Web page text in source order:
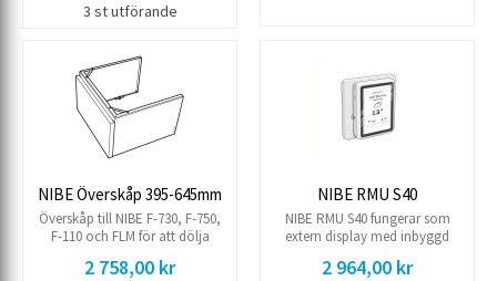
temperaturen når över +2°C
3 st utförande
NIBE Överskåp 395-645mm
Överskåp till NIBE F-730, F-750,
F-110 och FLM för att dölja
takhöjd 2550-2800 mm
2 758,00 kr
NIBE RMU S40
NIBE RMU S40 fungerar som
extern display med inbyggd
NIBE VVM S320/325
2 964,00 kr